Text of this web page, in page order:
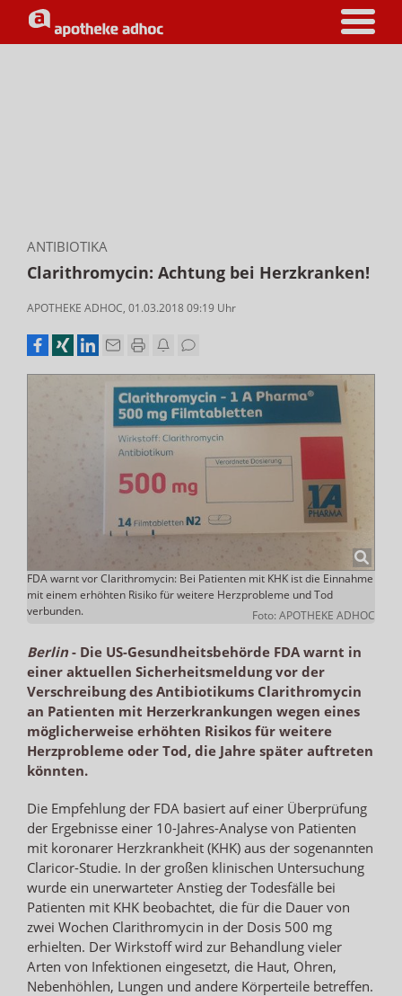
ANTIBIOTIKA
Clarithromycin: Achtung bei Herzkranken!
APOTHEKE ADHOC, 01.03.2018 09:19 Uhr
FDA warnt vor Clarithromycin: Bei Patienten mit KHK ist die Einnahme
mit einem erhöhten Risiko für weitere Herzprobleme und Tod
verbunden.
Foto: APOTHEKE ADHOC
Berlin- Die US-Gesundheitsbehörde FDA warnt in
einer aktuellen Sicherheitsmeldung vor der
Verschreibung des Antibiotikums Clarithromycin
an Patienten mit Herzerkrankungen wegen eines
möglicherweise erhöhten Risikos für weitere
Herzprobleme oder Tod, die Jahre später auftreten
könnten.
Die Empfehlung der FDA basiert auf einer Überprüfung
der Ergebnisse einer 10-Jahres-Analyse von Patienten
mit koronarer Herzkrankheit (KHK) aus der sogenannten
Claricor-Studie. In der großen klinischen Untersuchung
wurde ein unerwarteter Anstieg der Todesfälle bei
Patienten mit KHK beobachtet, die für die Dauer von
zwei Wochen Clarithromycin in der Dosis 500 mg
erhielten. Der Wirkstoff wird zur Behandlung vieler
Arten von Infektionen eingesetzt, die Haut, Ohren,
Nebenhöhlen, Lungen und andere Körperteile betreffen.